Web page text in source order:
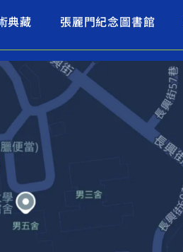
典藏 張麗門紀念圖書館